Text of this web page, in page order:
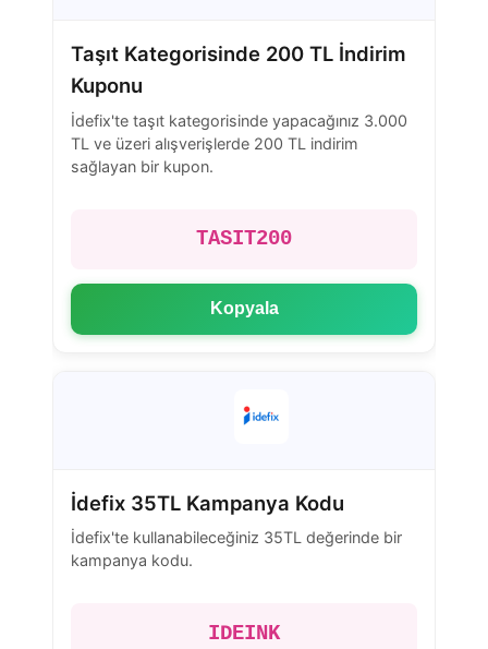
Taşıt Kategorisinde 200 TL İndirim
Kuponu
İdefix'te taşıt kategorisinde yapacağınız 3.000
TL ve üzeri alışverişlerde 200 TL indirim
sağlayan bir kupon.
TASIT200
Kopyala
İdefix 35TL Kampanya Kodu
İdefix'te kullanabileceğiniz 35TL değerinde bir
kampanya kodu.
IDEINK